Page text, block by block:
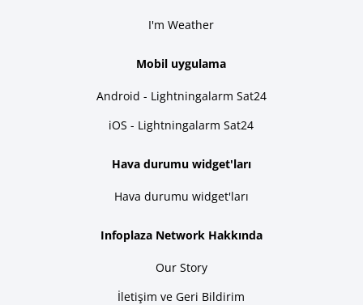
I'm Weather
Mobil uygulama
Android - Lightningalarm Sat24
iOS - Lightningalarm Sat24
Hava durumu widget'ları
Hava durumu widget'ları
Infoplaza Network Hakkında
Our Story
İletişim ve Geri Bildirim